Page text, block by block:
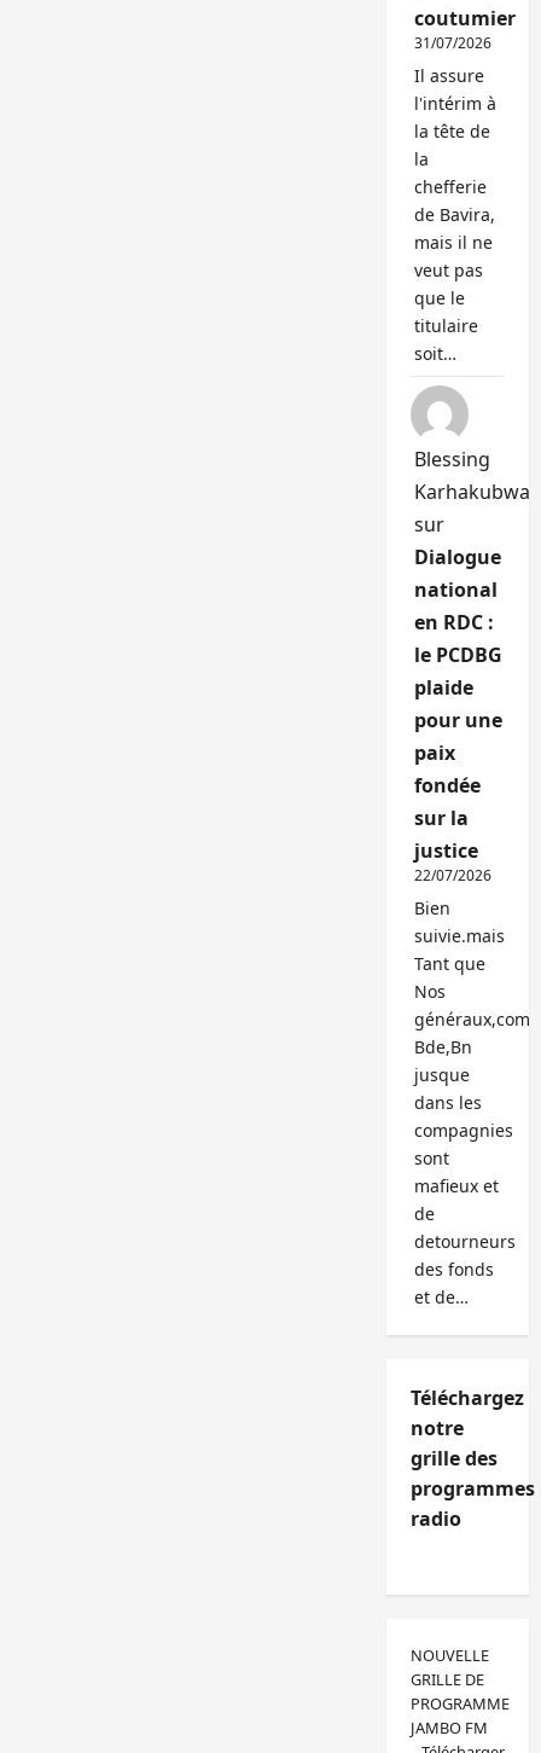
coutumier
31/07/2026
Il assure
l'intérim à
la tête de
la
chefferie
de Bavira,
mais il ne
veut pas
que le
titulaire
soit…
Blessing
Karhakubwa
sur
Dialogue
national
en RDC :
le PCDBG
plaide
pour une
paix
fondée
sur la
justice
22/07/2026
Bien
suivie.mais
Tant que
Nos
généraux,com
Bde,Bn
jusque
dans les
compagnies
sont
mafieux et
de
detourneurs
des fonds
et de…
Téléchargez
notre
grille des
programmes
radio
NOUVELLE
GRILLE DE
PROGRAMME
JAMBO FM